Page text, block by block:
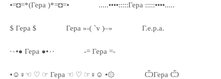
•=◘=*(Гера )*=◘=• .....••••:::::Гера :::::••••.....
$ Гера $ Гера »-( `v )–» Г.е.р.а.
·٠•● Гера ●•٠· -= Гера =-
•☺♀☜ ♡ ☞ Гера ☜ ♡ ☞♀☺ •۞ ѼГера Ѽ